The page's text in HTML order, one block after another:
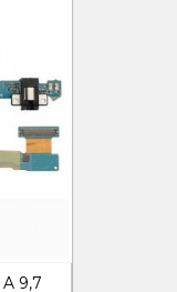
9,7